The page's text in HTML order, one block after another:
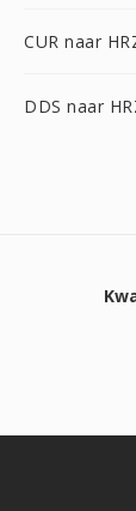
CUR naar
DDS naar